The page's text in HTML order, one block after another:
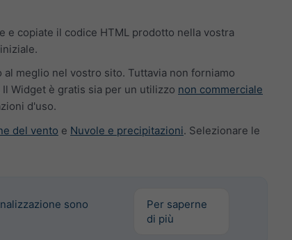
copiate il codice HTML prodotto nella vostra
meglio nel vostro sito. Tuttavia non forniamo
Widget è gratis sia per un utilizzo non commerciale
d'uso.
del vento e Nuvole e precipitazioni. Selezionare le
sono
Per saperne
di più